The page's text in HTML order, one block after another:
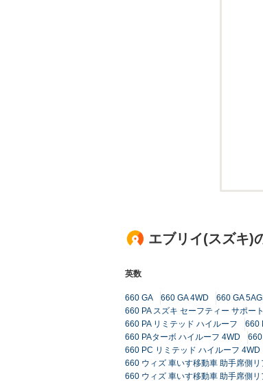
エブリイ(スズキ)
英数
660 GA 660 GA 4WD 660 GA
660 PA スズキ セーフティー サポー
660 PA リミテッド ハイルーフ
660
660 PAターボ ハイルーフ 4WD
660 PC リミテッド ハイルーフ 4WD
660 ウィズ 車いす移動車 助手席側
660 ウィズ 車いす移動車 助手席側